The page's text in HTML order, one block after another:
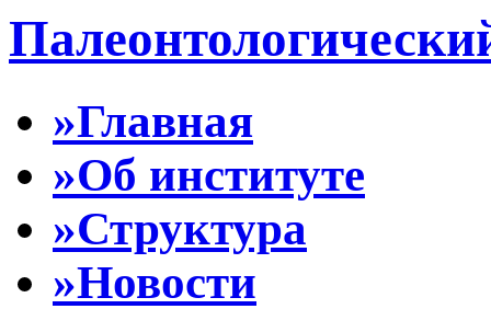
»Главная
»Об институте
»Структура
»Новости